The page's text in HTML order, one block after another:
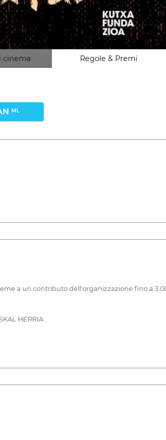
cinema Regole & Premi
ML
a un contributo dell'organizzazione fino a
HERRIA